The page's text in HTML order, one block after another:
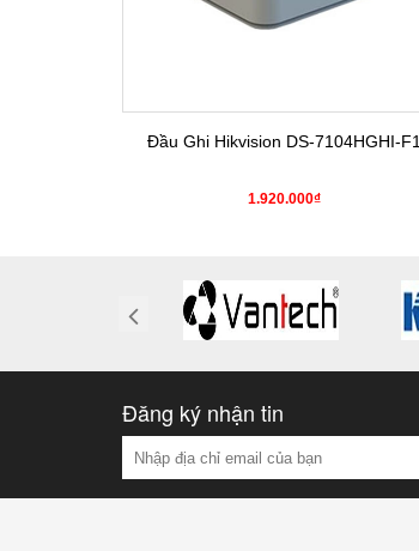
Đầu Ghi Hikvision DS-7104HGHI-F1
1.920.000₫
Đăng ký nhận tin